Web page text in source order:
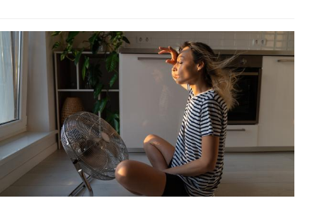
Untermenü
Untermenü